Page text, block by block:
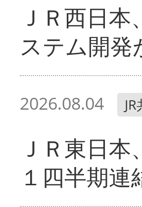
ＪＲ西日
ステム開発
2026.08.04
ＪＲ東日
１四半期